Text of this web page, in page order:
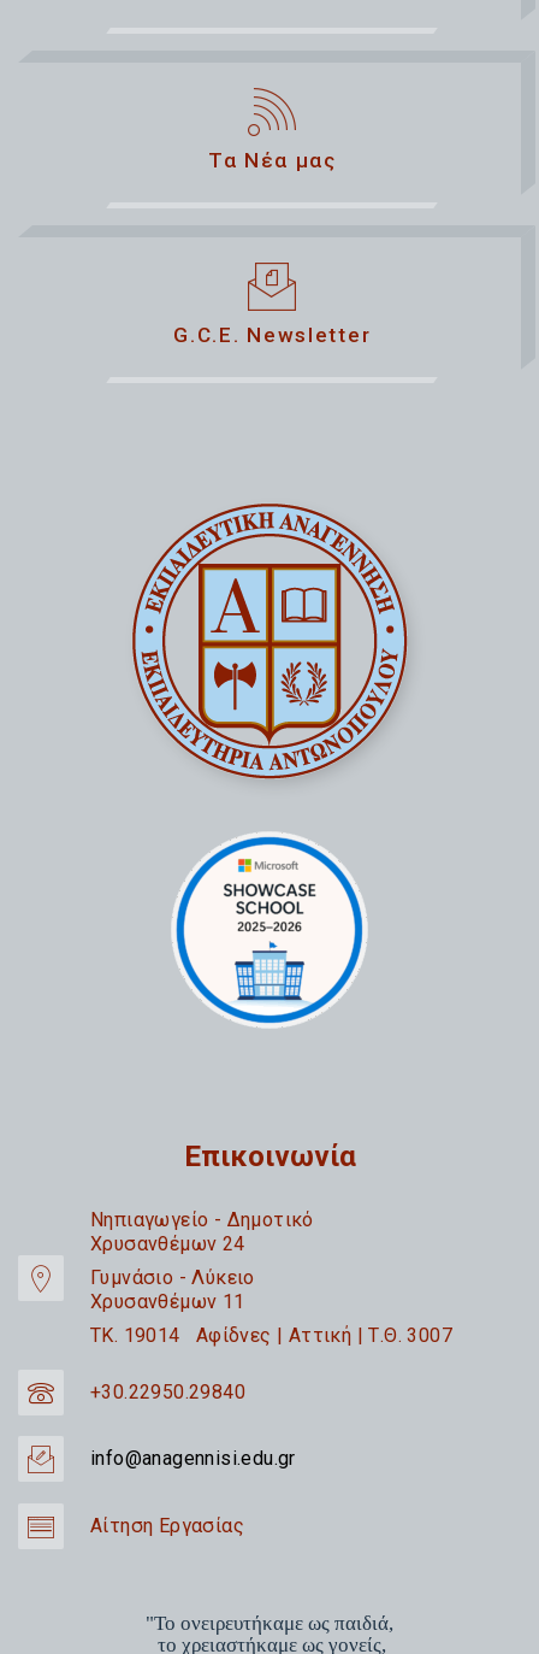
Τα Νέα μας
G.C.E. Newsletter
Επικοινωνία
Nηπιαγωγείο - Δημοτικό
Χρυσανθέμων 24
Γυμνάσιο - Λύκειο
Χρυσανθέμων 11
TK. 19014 Αφίδνες | Αττική | Τ.Θ. 3007
+30.22950.29840
info@anagennisi.edu.gr
Αίτηση Εργασίας
"Το ονειρευτήκαμε ως παιδιά,
το χρειαστήκαμε ως γονείς,